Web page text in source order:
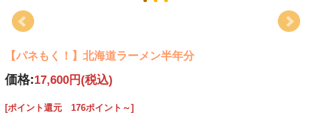
【パネもく！】北海道ラーメン半年分
価格:17,600円(税込)
[ポイント還元 176ポイント～]